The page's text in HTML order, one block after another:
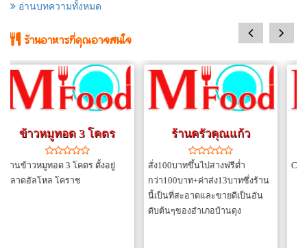
อ่านบทความทั้งหมด
ร้านอาหารที่คุณอาจสนใจ
ร้านครัวคุณแก้ว
สั่ง100บาทขึ้นไปสางฟรีต่ำ
กว่า100บาท+ค่าส่ง13บาทซึ่งร้าน
Freedom&cat Cafe'
Cat cafe' 12.00-20.00
prev next